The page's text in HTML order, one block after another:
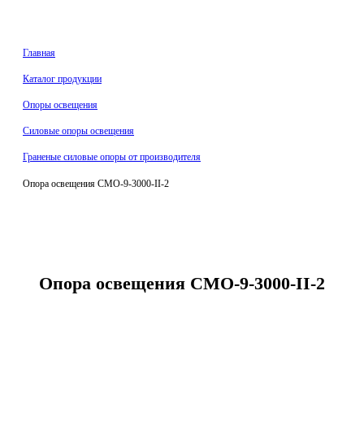
Главная
Каталог продукции
Oпоры oсвeщения
Силовые опоры освещения
Граненые силовые опоры от производителя
Опора освещения СМО-9-3000-II-2
Опора освещения СМО-9-3000-II-2